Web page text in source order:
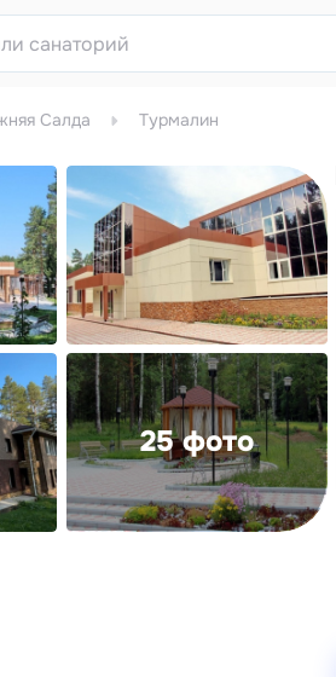
Салда Турмалин
25 фото